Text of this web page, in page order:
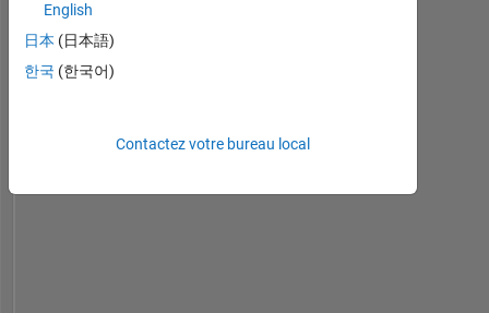
All Cody
CONTRIBUTIONS
-10
-5 40
45
English
日本 (日本語)
한국 (한국어)
Contactez votre bureau local